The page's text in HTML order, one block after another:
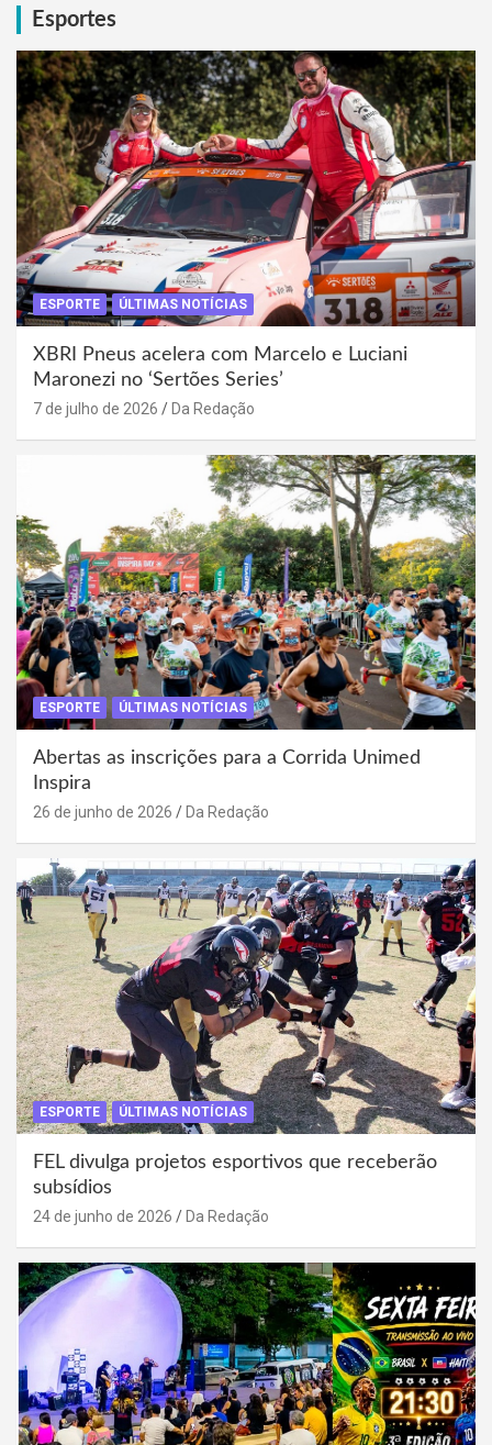
Esportes
ESPORTE ÚLTIMAS NOTÍCIAS
XBRI Pneus acelera com Marcelo e Luciani
Maronezi no ‘Sertões Series’
7 de julho de 2026 Da Redação
ESPORTE ÚLTIMAS NOTÍCIAS
Abertas as inscrições para a Corrida Unimed
Inspira
26 de junho de 2026 Da Redação
ESPORTE ÚLTIMAS NOTÍCIAS
FEL divulga projetos esportivos que receberão
subsídios
24 de junho de 2026 Da Redação